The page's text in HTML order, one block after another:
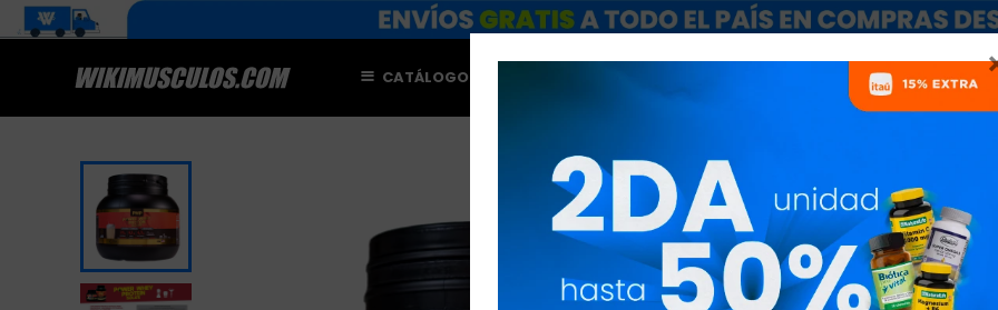
CATÁLOGO NUTRICIONISTAS
POWER
CIBELES
CIB81031
$4.550